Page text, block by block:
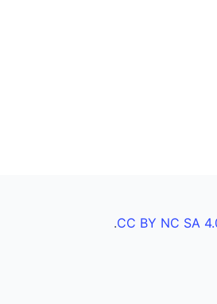
CC BY NC SA
.